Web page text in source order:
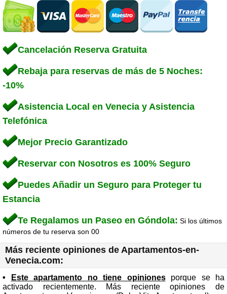
Cancelación Reserva Gratuita
Rebaja para reservas de más de 5 Noches:
-10%
Asistencia Local en Venecia y Asistencia
Telefónica
Mejor Precio Garantizado
Reservar con Nosotros es 100% Seguro
Puedes Añadir un Seguro para Proteger tu
Estancia
Te Regalamos un Paseo en Góndola: Si los últimos
números de tu reserva son 00
Más reciente opiniones de Apartamentos-en-
Venecia.com:
• Este apartamento no tiene opinionesporque se ha
activado recientemente. Más reciente opiniones de